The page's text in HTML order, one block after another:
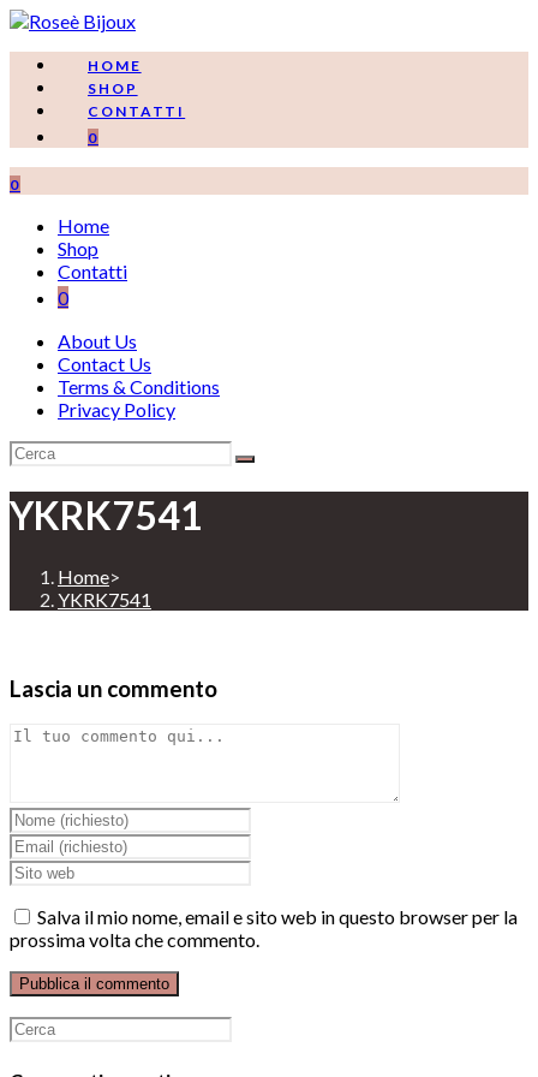
Salta
contenutoHOME
SHOP
CONTATTI
0
0
Home
Shop
Contatti
0
About Us
Contact Us
Terms & Conditions
Privacy Policy
YKRK7541
Home>
YKRK7541
Lascia un commento
Comment
Inserisci
il
tuo
nome
o
nome
utente
per
commentare
Inserisci
il
tuo
indirizzo
email
per
commentare
Enter
your
website
URL
Salva il mio nome, email e sito web in questo browser per la
prossima volta che commento.
Ricerca
per: